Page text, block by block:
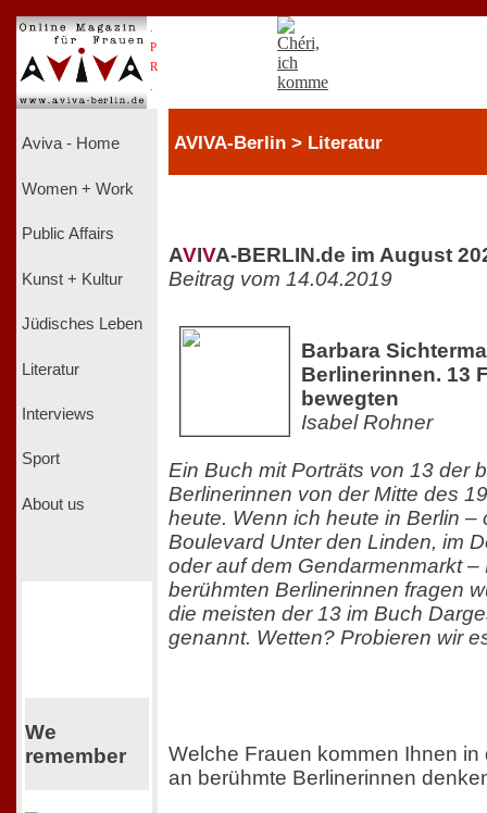
P
R
Aviva - Home
Women + Work
Public Affairs
Kunst + Kultur
Jüdisches Leben
Literatur
Interviews
Sport
About us
We
remember
AVIVA-Berlin > Literatur
AVIVA-BERLIN.de im August
Beitrag vom 14.04.2019
Barbara
Berlinerinnen. 13
bewegten
Isabel Rohner
Ein Buch mit Porträts von 13 der
Berlinerinnen von der Mitte des
heute. Wenn ich heute in Berlin –
Boulevard Unter den Linden, im
oder auf dem Gendarmenmarkt
berühmten Berlinerinnen fragen
die meisten der 13 im Buch
genannt. Wetten? Probieren wir
Welche Frauen kommen Ihnen
an berühmte Berlinerinnen